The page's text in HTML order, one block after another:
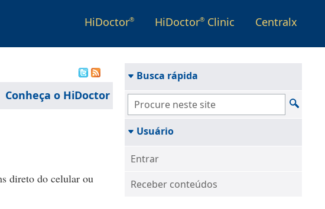
HiDoctor® HiDoctor® Clinic Centralx
Conheça o HiDoctor
direto do celular ou
Busca rápida
Usuário
Entrar
Receber conteúdos